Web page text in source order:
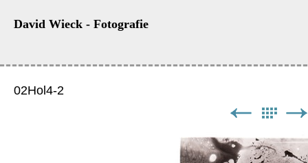
David Wieck - Fotografie
02Hol4-2